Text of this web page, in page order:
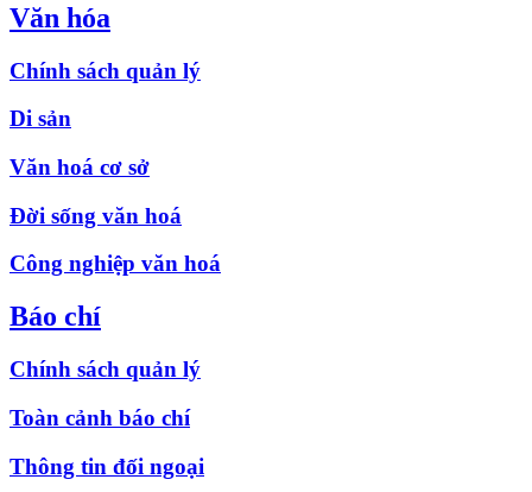
Văn hóa
Chính sách quản lý
Di sản
Văn hoá cơ sở
Đời sống văn hoá
Công nghiệp văn hoá
Báo chí
Chính sách quản lý
Toàn cảnh báo chí
Thông tin đối ngoại